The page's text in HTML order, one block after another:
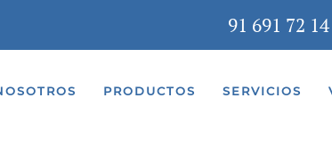
91 691 72 14
PRODUCTOS SERVICIOS